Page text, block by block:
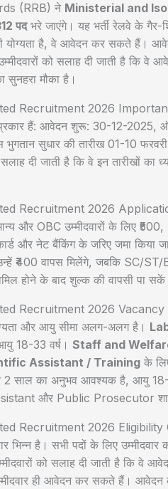
(RRB) ने Ministerial and
पदभरे जाएंगे। यह भर्ती रेलवे के गैर-
है, वे आवेदन कर सकते हैं।
को सलाह दी जाती है कि
सुनहरा मौका है।
Recruitment 2026
प्रकार हैं: आवेदन शुरू: 30-12-
सुधार की तारीख 01-10 फरवरी
सलाह दी जाती है कि वे इन
Recruitment 2026
और OBC उम्मीदवारों के लिए
और नेट बैंकिंग के जरिए जमा
₹400 वापस मिलेंगे, जबकि SC/
होने के बाद शुल्क की वापसी पा
Recruitment 2026 Vacancy
और आयु सीमा अलग-अलग है।
18-33 वर्ष। Staff and
Assistant / Training के
2 साल का अनुभव आवश्यक है, आयु
और Public Prosecutor
Recruitment 2026 Eligibility
भिन्न है। सभी पदों के लिए
को सलाह दी जाती है कि वे
ही आवेदन कर सकते हैं।